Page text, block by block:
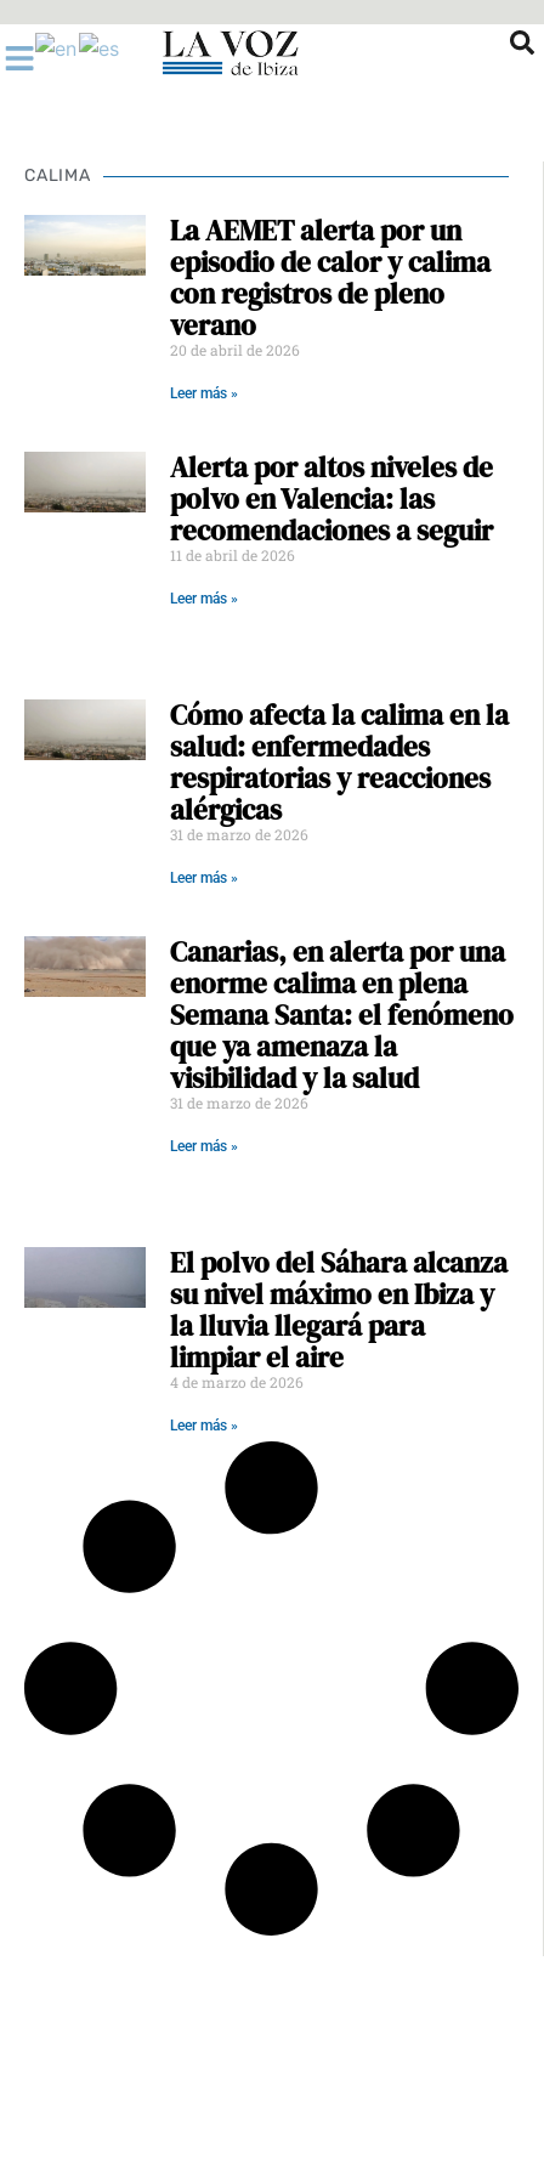
al
contenido
CALIMA
La AEMET alerta por un
episodio de calor y calima
con registros de pleno
verano
20 de abril de 2026
Leer más »
Alerta por altos niveles de
polvo en Valencia: las
recomendaciones a seguir
11 de abril de 2026
Leer más »
Cómo afecta la calima en la
salud: enfermedades
respiratorias y reacciones
alérgicas
31 de marzo de 2026
Leer más »
Canarias, en alerta por una
enorme calima en plena
Semana Santa: el fenómeno
que ya amenaza la
visibilidad y la salud
31 de marzo de 2026
Leer más »
El polvo del Sáhara alcanza
su nivel máximo en Ibiza y
la lluvia llegará para
limpiar el aire
4 de marzo de 2026
Leer más »